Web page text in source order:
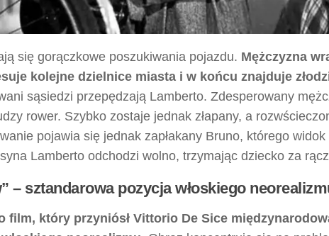
się gorączkowe poszukiwania pojazdu. Mężczyzna
kolejne dzielnice miasta i w końcu znajduje
sąsiedzi przepędzają Lamberto. Zdesperowany
rower. Szybko zostaje jednak złapany, a
pojawia się jednak zapłakany Bruno, którego
Lamberto odchodzi wolno, trzymając dziecko za
– sztandarowa pozycja włoskiego
film, który przyniósł Vittorio De Sice